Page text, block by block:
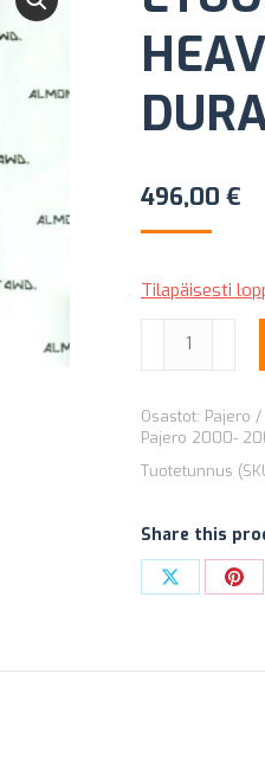
496,00 €
Tilapäisesti
ETUOSAN
DUTY
8MM
määrä
Osastot: Pajero
Pajero 2000-
Tuotetunnus
Share this
Share